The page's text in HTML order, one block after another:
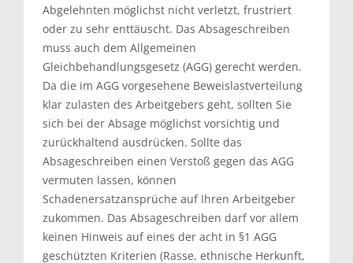
Abgelehnten möglichst nicht verletzt, frustriert
oder zu sehr enttäuscht. Das Absageschreiben
muss auch dem Allgemeinen
Gleichbehandlungsgesetz (AGG) gerecht werden.
Da die im AGG vorgesehene Beweislastverteilung
klar zulasten des Arbeitgebers geht, sollten Sie
sich bei der Absage möglichst vorsichtig und
zurückhaltend ausdrücken. Sollte das
Absageschreiben einen Verstoß gegen das AGG
vermuten lassen, können
Schadenersatzansprüche auf Ihren Arbeitgeber
zukommen. Das Absageschreiben darf vor allem
keinen Hinweis auf eines der acht in §1 AGG
geschützten Kriterien (Rasse, ethnische Herkunft,